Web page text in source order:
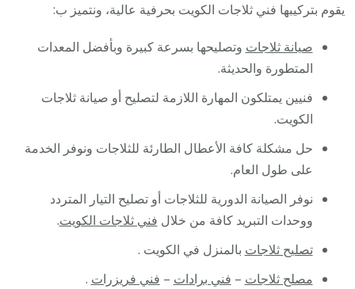
يقوم بتركيبها فني ثلاجات الكويت بحرفية عالية، ونتميز ب:
صيانة ثلاجات وتصليحها بسرعة كبيرة وبأفضل المعدات
المتطورة والحديثة.
فنيين يمتلكون المهارة اللازمة لتصليح أو صيانة ثلاجات
الكويت.
حل مشكلة كافة الأعطال الطارئة للثلاجات ونوفر الخدمة
على طول العام.
نوفر الصيانة الدورية للثلاجات أو تصليح التيار المتردد
ووحدات التبريد كافة من خلال فني ثلاجات الكويت.
تصليح ثلاجات بالمنزل في الكويت .
مصلح ثلاجات – فني برادات – فني فريزرات .